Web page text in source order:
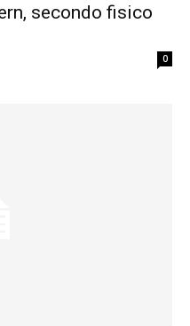
secondo fisico
0